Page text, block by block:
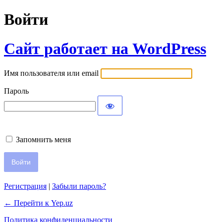
Войти
Сайт работает на WordPress
Имя пользователя или email
Пароль
Запомнить меня
Регистрация | Забыли пароль?
← Перейти к Yep.uz
Политика конфиденциальности